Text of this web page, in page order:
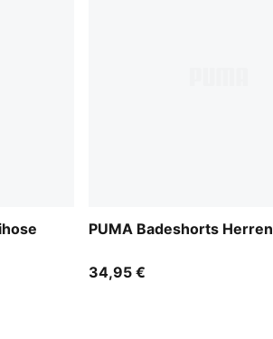
PUMA Badeshorts Herren
34,95 €